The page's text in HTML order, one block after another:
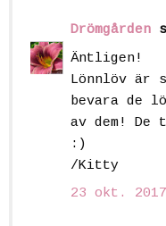
Drömgården
Äntligen!
Lönnlöv är
bevara de
av dem!
:)
/Kitty
23 okt.